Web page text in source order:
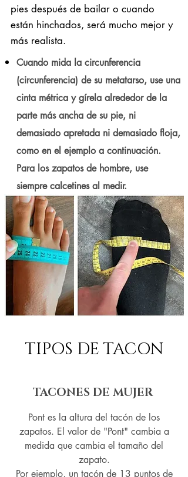
pies después de bailar o cuando
están hinchados, será mucho mejor y
más realista.
Cuando mida la circunferencia
(circunferencia) de su metatarso, use una
cinta métrica y gírela alrededor de la
parte más ancha de su pie, ni
demasiado apretada ni demasiado floja,
como en el ejemplo a continuación.
Para los zapatos de hombre, use
siempre calcetines al medir.
TIPOS DE TACON
TACONES DE MUJER
Pont es la altura del tacón de los
zapatos. El valor de "Pont" cambia a
medida que cambia el tamaño del
zapato.
Por ejemplo, un tacón de 13 puntos de